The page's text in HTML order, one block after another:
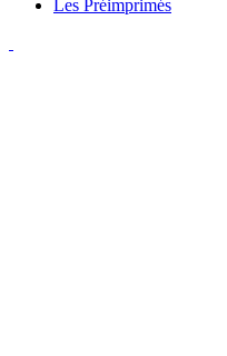
Les Préimprimés